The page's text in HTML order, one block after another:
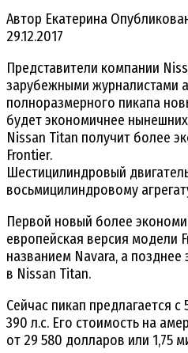
Автор Екатерина
29.12.2017
Представители компании
зарубежными журналистами
полноразмерного пикапа
будет экономичнее
Nissan Titan получит более
Frontier.
Шестицилиндровый
восьмицилиндровому
Первой новый более
европейская версия модели
названием Navara, а позднее
в Nissan Titan.
Сейчас пикап предлагается
390 л.с. Его стоимость на
от 29 580 долларов или 1,75